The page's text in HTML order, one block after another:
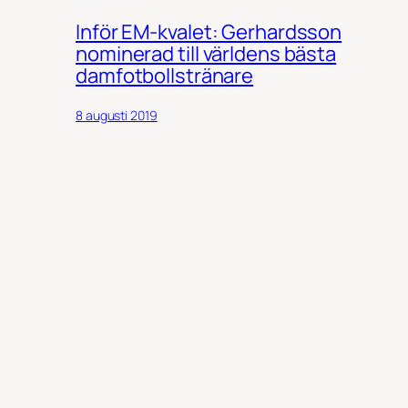
Inför EM-kvalet: Gerhardsson
nominerad till världens bästa
damfotbollstränare
8 augusti 2019